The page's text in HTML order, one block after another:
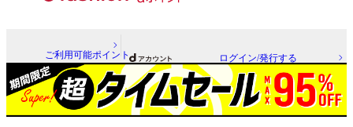
ご利用可能ポイント ログイン/発行する